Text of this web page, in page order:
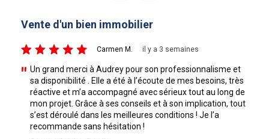
Vente d'un bien immobilier
5/5 Carmen M. il y a 3 semaines
Un grand merci à Audrey pour son professionnalisme et
sa disponibilité . Elle a été à l’écoute de mes besoins, très
réactive et m’a accompagné avec sérieux tout au long de
mon projet. Grâce à ses conseils et à son implication, tout
s’est déroulé dans les meilleures conditions ! Je l’a
recommande sans hésitation !